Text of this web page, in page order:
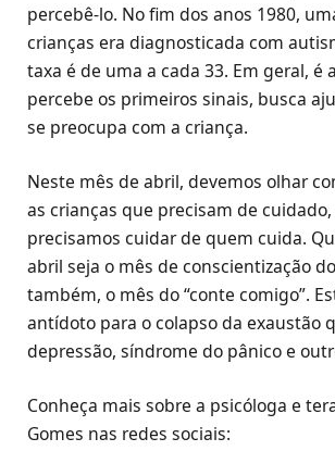
percebê-lo. No fim dos anos 1980,
crianças era diagnosticada com
taxa é de uma a cada 33. Em geral, é
percebe os primeiros sinais, busca
se preocupa com a criança.
Neste mês de abril, devemos olhar
as crianças que precisam de
precisamos cuidar de quem cuida.
abril seja o mês de conscientização
também, o mês do “conte comigo”.
antídoto para o colapso da exaustão
depressão, síndrome do pânico e
Conheça mais sobre a psicóloga e
Gomes nas redes sociais: